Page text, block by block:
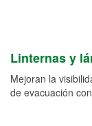
Linternas y
Mejoran la
de evacuación